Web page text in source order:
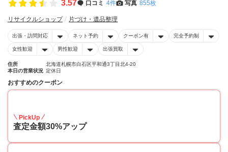
3.57 口コミ 4件 写真 855枚
リサイクルショップ 片づけ・遺品整理
出張・訪問対応 ネット予約 クーポン有 完全予約制
女性歓迎 男性歓迎 出張買取
住所
北海道札幌市白石区平和通3丁目北4-20
本日の営業状況 定休日
おすすめのクーポン
PickUp
査定金額30%アップ